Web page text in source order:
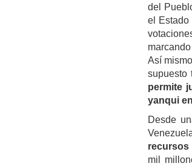
del
el Estado
Así
supuesto
permite
yanqui
Desde
recursos
mil